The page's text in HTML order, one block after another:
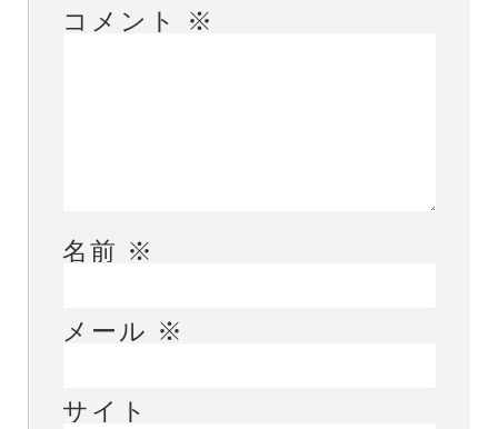
コメント ※
名前 ※
メール ※
サイト